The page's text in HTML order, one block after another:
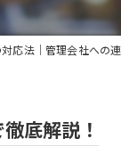
応法｜管理会社への
底解説！